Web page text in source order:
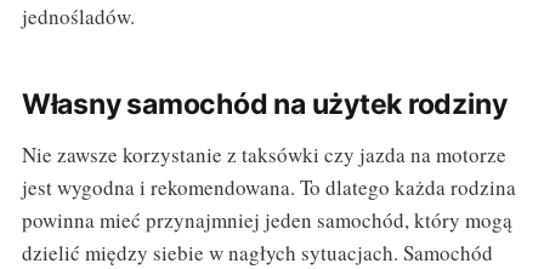
jednośladów.
Własny samochód na użytek rodziny
Nie zawsze korzystanie z taksówki czy jazda na motorze
jest wygodna i rekomendowana. To dlatego każda rodzina
powinna mieć przynajmniej jeden samochód, który mogą
dzielić między siebie w nagłych sytuacjach. Samochód